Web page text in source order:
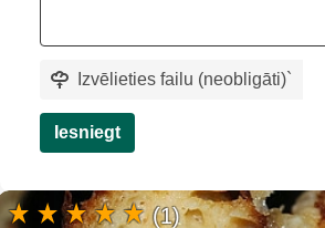
Izvēlieties failu (neobligāti)`
Iesniegt
(1)